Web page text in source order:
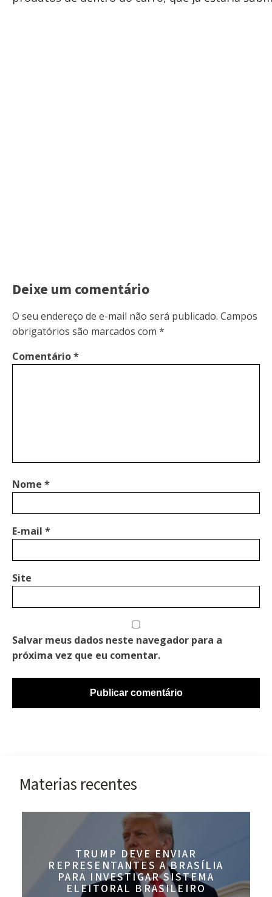
Deixe um comentário
O seu endereço de e-mail não será publicado. Campos
obrigatórios são marcados com *
Comentário*
Nome *
E-mail *
Site
Salvar meus dados neste navegador para a
próxima vez que eu comentar.
Materias recentes
TRUMP DEVE ENVIAR
REPRESENTANTES A BRASÍLIA
PARA INVESTIGAR SISTEMA
ELEITORAL BRASILEIRO